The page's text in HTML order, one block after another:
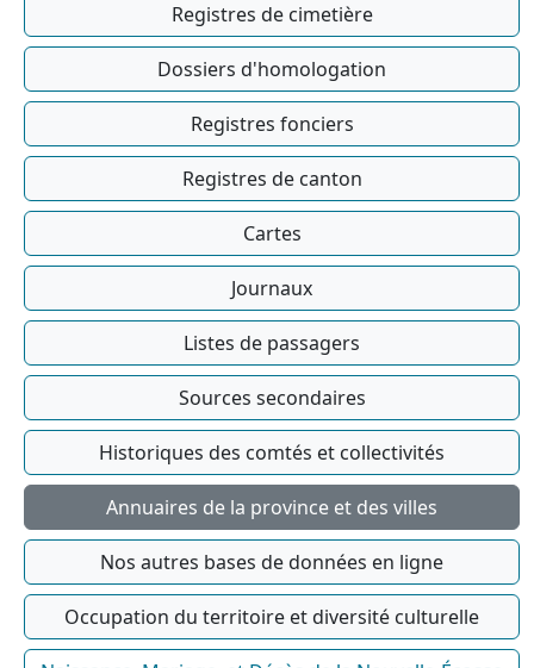
Registres de cimetière
Dossiers d'homologation
Registres fonciers
Registres de canton
Cartes
Journaux
Listes de passagers
Sources secondaires
Historiques des comtés et collectivités
Annuaires de la province et des villes
Nos autres bases de données en ligne
Occupation du territoire et diversité culturelle